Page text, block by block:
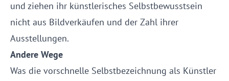
und ziehen ihr künstlerisches Selbstbewusstsein
nicht aus Bildverkäufen und der Zahl ihrer
Ausstellungen.
Andere Wege
Was die vorschnelle Selbstbezeichnung als Künstler